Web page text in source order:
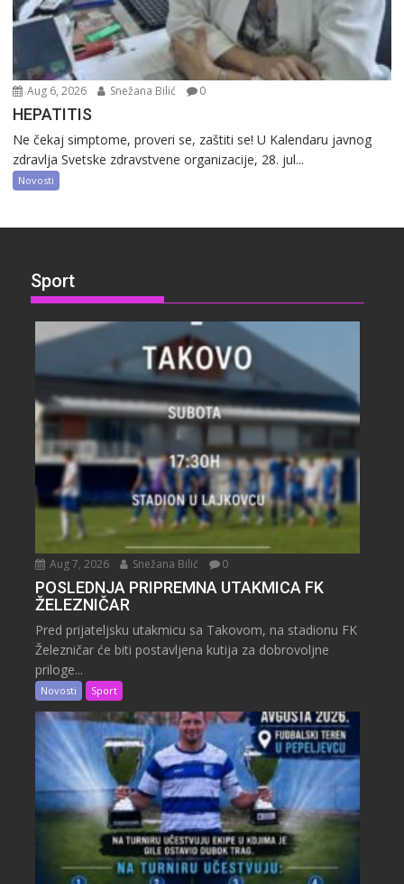
Aug 6, 2026 Snežana Bilić 0
HEPATITIS
Ne čekaj simptome, proveri se, zaštiti se! U Kalendaru javnog
zdravlja Svetske zdravstvene organizacije, 28. jul...
Novosti
Sport
Aug 7, 2026 Snežana Bilić 0
POSLEDNJA PRIPREMNA UTAKMICA FK
ŽELEZNIČAR
Pred prijateljsku utakmicu sa Takovom, na stadionu FK
Železničar će biti postavljena kutija za dobrovoljne
priloge...
Novosti Sport